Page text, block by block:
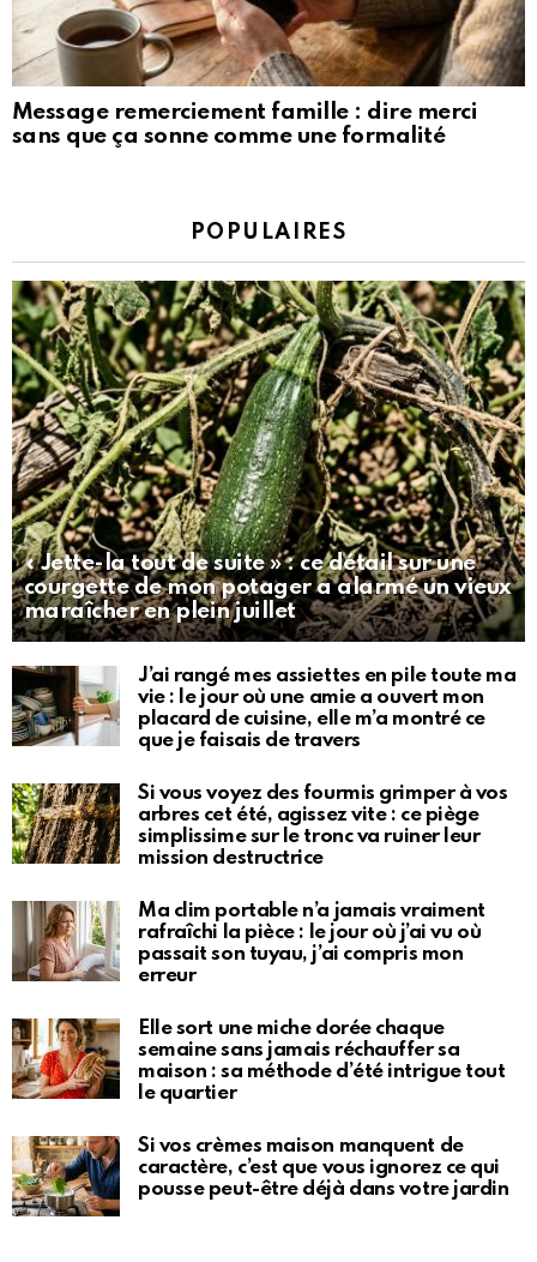
Message remerciement famille : dire merci
sans que ça sonne comme une formalité
POPULAIRES
« Jette-la tout de suite » : ce détail sur une
courgette de mon potager a alarmé un vieux
maraîcher en plein juillet
J’ai rangé mes assiettes en pile toute ma
vie : le jour où une amie a ouvert mon
placard de cuisine, elle m’a montré ce
que je faisais de travers
Si vous voyez des fourmis grimper à vos
arbres cet été, agissez vite : ce piège
simplissime sur le tronc va ruiner leur
mission destructrice
Ma clim portable n’a jamais vraiment
rafraîchi la pièce : le jour où j’ai vu où
passait son tuyau, j’ai compris mon
erreur
Elle sort une miche dorée chaque
semaine sans jamais réchauffer sa
maison : sa méthode d’été intrigue tout
le quartier
Si vos crèmes maison manquent de
caractère, c’est que vous ignorez ce qui
pousse peut-être déjà dans votre jardin